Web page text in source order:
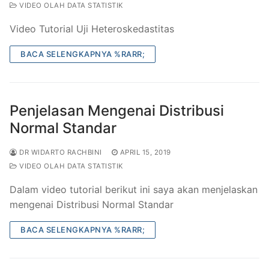
VIDEO OLAH DATA STATISTIK
Video Tutorial Uji Heteroskedastitas
BACA SELENGKAPNYA %RARR;
Penjelasan Mengenai Distribusi
Normal Standar
DR WIDARTO RACHBINI
APRIL 15, 2019
VIDEO OLAH DATA STATISTIK
Dalam video tutorial berikut ini saya akan menjelaskan
mengenai Distribusi Normal Standar
BACA SELENGKAPNYA %RARR;